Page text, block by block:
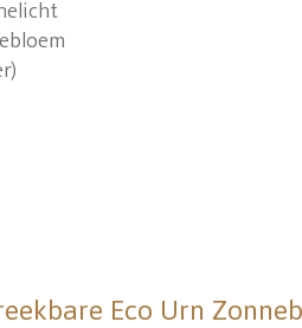
Eco Urn